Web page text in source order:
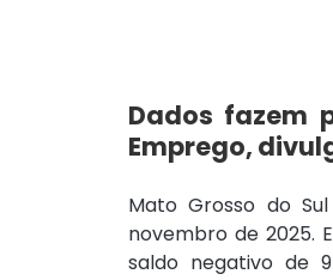
Dados fazem
Emprego,
Mato Grosso do
novembro de 2025.
saldo negativo de